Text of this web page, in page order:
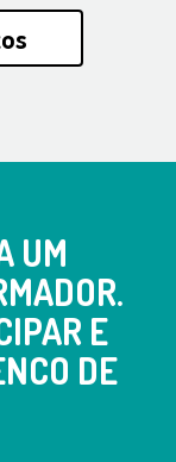
UM
E
DE